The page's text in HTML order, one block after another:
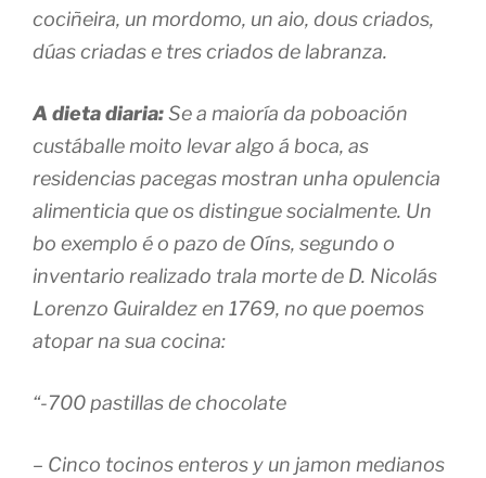
cociñeira, un mordomo, un aio, dous criados,
dúas criadas e tres criados de labranza.
A dieta diaria:Se a maioría da poboación
custáballe moito levar algo á boca, as
residencias pacegas mostran unha opulencia
alimenticia que os distingue socialmente. Un
bo exemplo é o pazo de Oíns, segundo o
inventario realizado trala morte de D. Nicolás
Lorenzo Guiraldez en 1769, no que poemos
atopar na sua cocina:
“-700 pastillas de chocolate
– Cinco tocinos enteros y un jamon medianos